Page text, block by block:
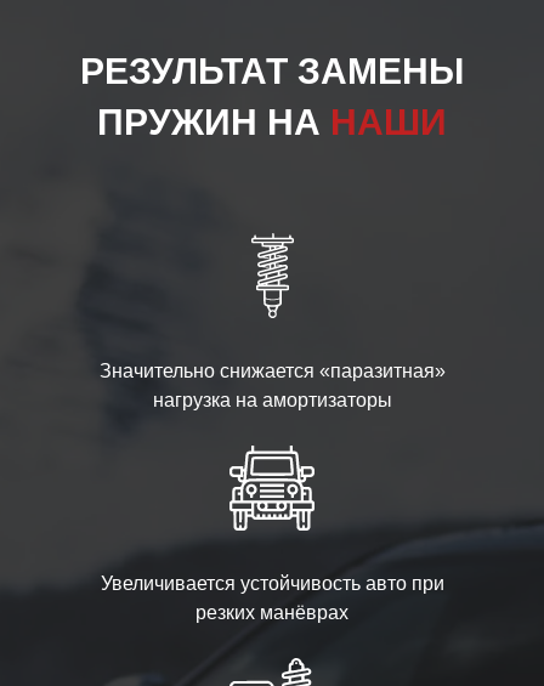
РЕЗУЛЬТАТ ЗАМЕНЫ
ПРУЖИН НА НАШИ
Значительно снижается «паразитная»
нагрузка на амортизаторы
Увеличивается устойчивость авто при
резких манёврах